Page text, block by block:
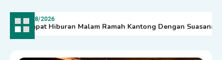
08/08/2026
Tempat Hiburan Malam Ramah Kantong Dengan Suasana